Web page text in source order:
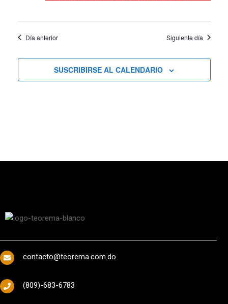
Día anterior Siguiente día
SUSCRIBIRSE AL CALENDARIO
contacto@teorema.com.do
(809)-683-6783